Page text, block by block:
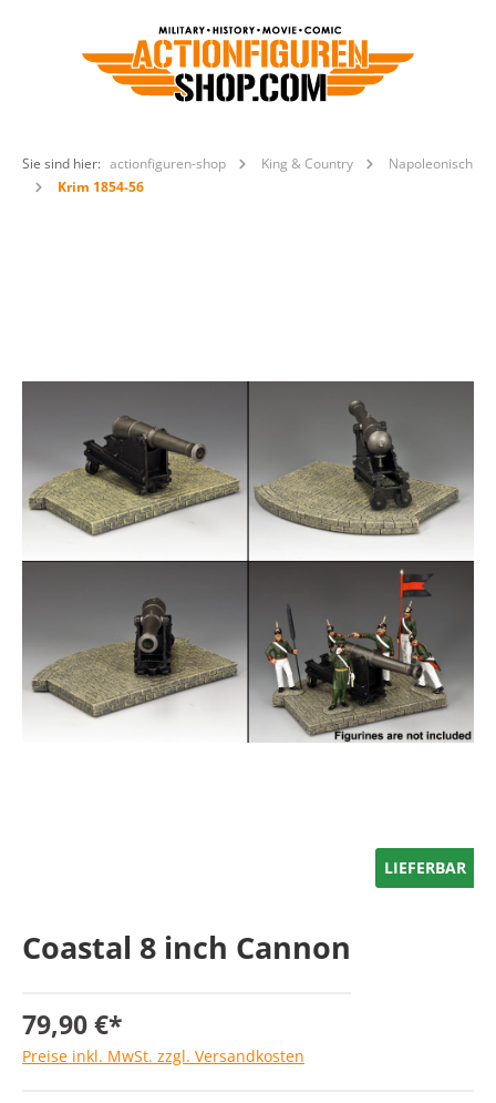
Sie sind hier: actionfiguren-shop King & Country
Napoleonisch
Krim 1854-56
LIEFERBAR
Coastal 8 inch Cannon
79,90 €*
Preise inkl. MwSt. zzgl. Versandkosten